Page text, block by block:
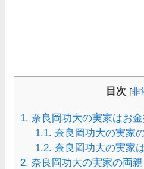
目次 [非
1. 奈良岡功大の実家はお金
1.1. 奈良岡功大の実家
1.2. 奈良岡功大の実家
2. 奈良岡功大の実家の両